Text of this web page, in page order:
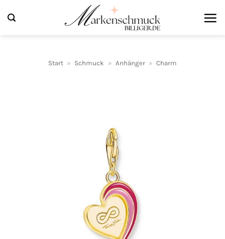
Inhalt
Start » Schmuck » Anhänger » Charm